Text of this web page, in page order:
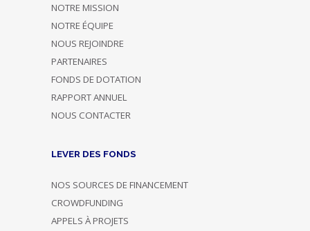
NOTRE MISSION
NOTRE ÉQUIPE
NOUS REJOINDRE
PARTENAIRES
FONDS DE DOTATION
RAPPORT ANNUEL
NOUS CONTACTER
LEVER DES FONDS
NOS SOURCES DE FINANCEMENT
CROWDFUNDING
APPELS À PROJETS